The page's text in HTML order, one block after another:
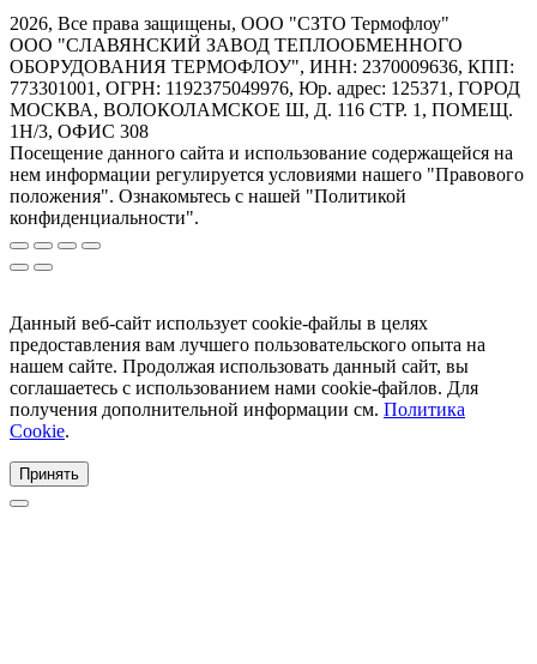
2026, Все права защищены, ООО "СЗТО Термофлоу"
ООО "СЛАВЯНСКИЙ ЗАВОД ТЕПЛООБМЕННОГО
ОБОРУДОВАНИЯ ТЕРМОФЛОУ", ИНН: 2370009636, КПП:
773301001, ОГРН: 1192375049976, Юр. адрес: 125371, ГОРОД
МОСКВА, ВОЛОКОЛАМСКОЕ Ш, Д. 116 СТР. 1, ПОМЕЩ.
1Н/3, ОФИС 308
Посещение данного сайта и использование содержащейся на
нем информации регулируется условиями нашего "Правового
положения". Ознакомьтесь с нашей "Политикой
конфиденциальности".
Данный веб-сайт использует cookie-файлы в целях
предоставления вам лучшего пользовательского опыта на
нашем сайте. Продолжая использовать данный сайт, вы
соглашаетесь с использованием нами cookie-файлов. Для
получения дополнительной информации см. Политика
Cookie.
Принять